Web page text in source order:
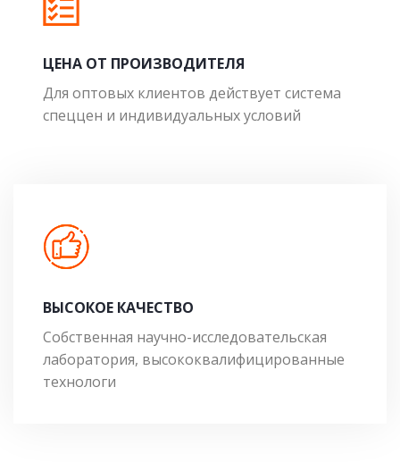
ЦЕНА ОТ ПРОИЗВОДИТЕЛЯ
Для оптовых клиентов действует система
спеццен и индивидуальных условий
ВЫСОКОЕ КАЧЕСТВО
Собственная научно-исследовательская
лаборатория, высококвалифицированные
технологи